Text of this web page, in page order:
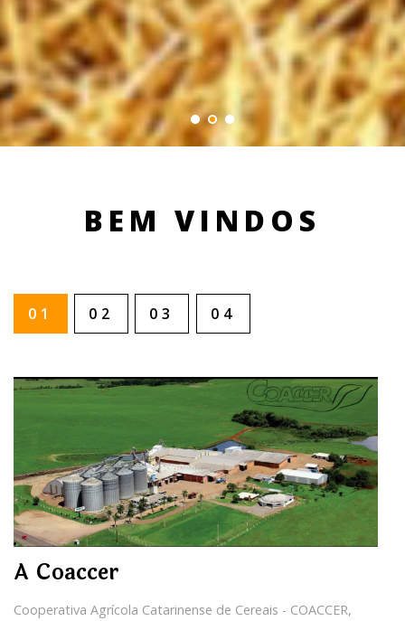
BEM VINDOS
01 02 03 04
A Coaccer
Cooperativa Agrícola Catarinense de Cereais - COACCER,